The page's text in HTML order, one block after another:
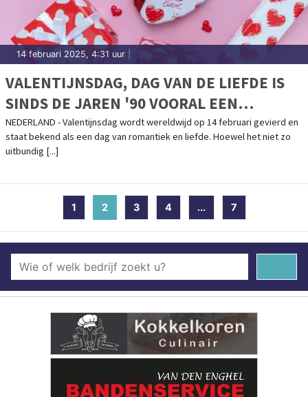
14 februari 2025, 4:31 uur
VALENTIJNSDAG, DAG VAN DE LIEFDE IS
SINDS DE JAREN '90 VOORAL EEN
COMMERCIEEL SUCCES
NEDERLAND - Valentijnsdag wordt wereldwijd op 14 februari gevierd en
staat bekend als een dag van romantiek en liefde. Hoewel het niet zo
uitbundig [...]
1 2(current)
3 4 ... 7